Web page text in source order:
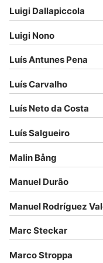
Luigi Dallapiccola
Luigi Nono
Luís Antunes Pena
Luís Carvalho
Luís Neto da Costa
Luís Salgueiro
Malin Bång
Manuel Durão
Manuel Rodríguez
Marc Steckar
Marco Stroppa